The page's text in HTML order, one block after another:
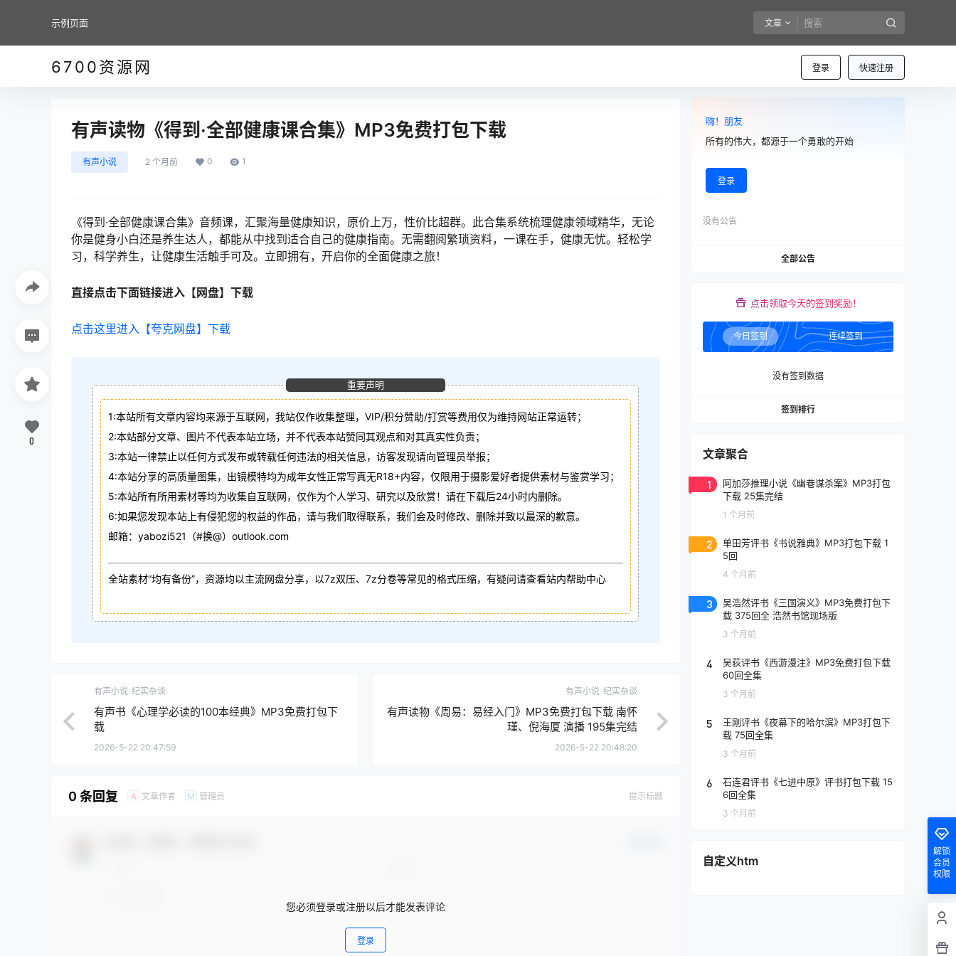
示例页面 文章
6700资源网 登录 快速注册
有声读物《得到·全部健康课合集》MP3免费打包下载
有声小说 2 个月前 0 1
《得到·全部健康课合集》音频课，汇聚海量健康知识，原价上万，性价比超群。此合集系统梳理健康领域精华，无论
你是健身小白还是养生达人，都能从中找到适合自己的健康指南。无需翻阅繁琐资料，一课在手，健康无忧。轻松学
习，科学养生，让健康生活触手可及。立即拥有，开启你的全面健康之旅！
直接点击下面链接进入【网盘】下载
点击这里进入【夸克网盘】下载
重要声明
1:本站所有文章内容均来源于互联网，我站仅作收集整理，VIP/积分赞助/打赏等费用仅为维持网站正常运转；
2:本站部分文章、图片不代表本站立场，并不代表本站赞同其观点和对其真实性负责；
3:本站一律禁止以任何方式发布或转载任何违法的相关信息，访客发现请向管理员举报；
4:本站分享的高质量图集，出镜模特均为成年女性正常写真无R18+内容，仅限用于摄影爱好者提供素材与鉴赏学习；
5:本站所有所用素材等均为收集自互联网，仅作为个人学习、研究以及欣赏！请在下载后24小时内删除。
6:如果您发现本站上有侵犯您的权益的作品，请与我们取得联系，我们会及时修改、删除并致以最深的歉意。
邮箱：yabozi521（#换@）outlook.com
全站素材“均有备份”，资源均以主流网盘分享，以7z双压、7z分卷等常见的格式压缩，有疑问请查看站内帮助中心
0
有声小说 纪实杂谈
有声书《心理学必读的100本经典》MP3免费打包下
载
2026-5-22 20:47:59
有声小说 纪实杂谈
有声读物《周易：易经入门》MP3免费打包下载 南怀
瑾、倪海厦 演播 195集完结
2026-5-22 20:48:20
0 条回复 A 文章作者 M 管理员 提示标题
您必须登录或注册以后才能发表评论
登录
嗨！朋友
所有的伟大，都源于一个勇敢的开始
登录
没有公告
全部公告
点击领取今天的签到奖励！
今日签到 连续签到
没有签到数据
签到排行
文章聚合
1
阿加莎推理小说《幽巷谋杀案》MP3打包
下载 25集完结
1 个月前
2
单田芳评书《书说雅典》MP3打包下载 1
5回
4 个月前
3
吴浩然评书《三国演义》MP3免费打包下
载 375回全 浩然书馆现场版
3 个月前
4
吴荻评书《西游漫注》MP3免费打包下载
60回全集
3 个月前
5
王刚评书《夜幕下的哈尔滨》MP3打包下
载 75回全集
3 个月前
6
石连君评书《七进中原》评书打包下载 15
6回全集
3 个月前
自定义htm
解锁
会员
权限